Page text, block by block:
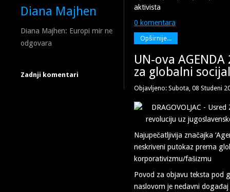
Diana Majhen
Diana Majhen: Europi mir ne
odgovara
Zadnji komentari
aktivista
0 komentara
Opširnije...
UN-ova
za globalni
Objavljeno: Subota, 08 Studeni
Najupečatljivija značajka
neskriveni putokaz prema
korporativizmu/fašizmu
Povod za objavu teksta pod
naslovom je nedavni